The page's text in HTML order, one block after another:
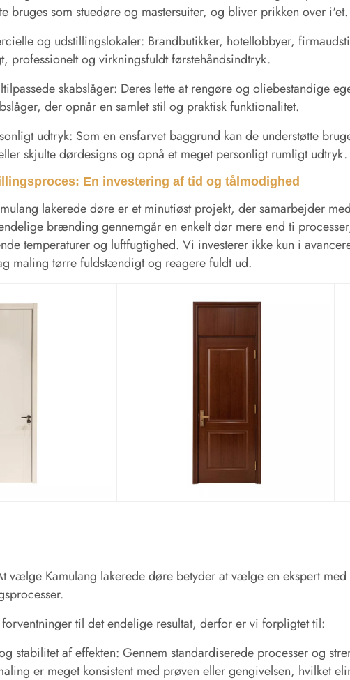
bruges som stuedøre og mastersuiter, og bliver prikken over i'et.
og udstillingslokaler: Brandbutikker, hotellobbyer,
professionelt og virkningsfuldt førstehåndsindtryk.
skabslåger: Deres lette at rengøre og oliebestandige
der opnår en samlet stil og praktisk funktionalitet.
udtryk: Som en ensfarvet baggrund kan de understøtte
skjulte dørdesigns og opnå et meget personligt rumligt udtryk.
En investering af tid og tålmodighed
lakerede døre er et minutiøst projekt, der samarbejder
brænding gennemgår en enkelt dør mere end ti
temperaturer og luftfugtighed. Vi investerer ikke kun i
maling tørre fuldstændigt og reagere fuldt ud.
vælge Kamulang lakerede døre betyder at vælge en ekspert
til det endelige resultat, derfor er vi forpligtet til:
stabilitet af effekten: Gennem standardiserede processer og
er meget konsistent med prøven eller gengivelsen, hvilket